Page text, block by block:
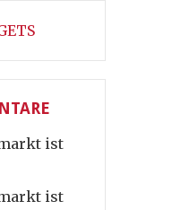
ist
ist